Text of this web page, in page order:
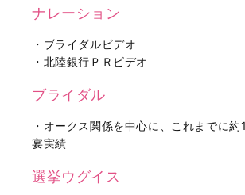
ナレーション
・ブライダルビデオ
・北陸銀行ＰＲビデオ
ブライダル
・オークス関係を中心に、これまでに
宴実績
選挙ウグイス